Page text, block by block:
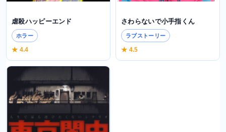
虐殺ハッピーエンド
ホラー
★ 4.4
さわらないで小手指くん
ラブストーリー
★ 4.5